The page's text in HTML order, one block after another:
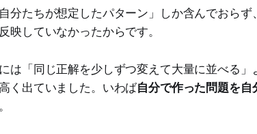
分たちが想定したパターン」しか含んでおらず
映していなかったからです。
は「同じ正解を少しずつ変えて大量に並べる」
く出ていました。いわば自分で作った問題を自